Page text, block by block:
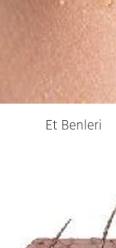
Et Benleri